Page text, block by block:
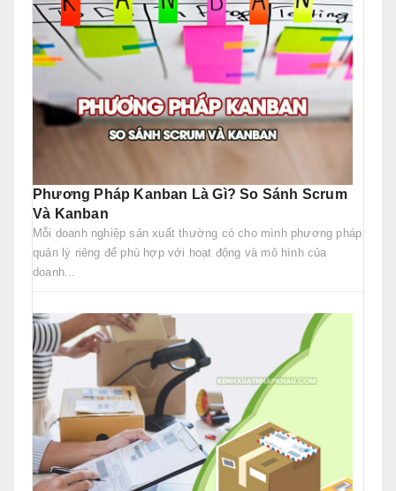
Phương Pháp Kanban Là Gì? So Sánh Scrum
Và Kanban
Mỗi doanh nghiệp sản xuất thường có cho mình phương pháp
quản lý riêng để phù hợp với hoạt động và mô hình của
doanh...